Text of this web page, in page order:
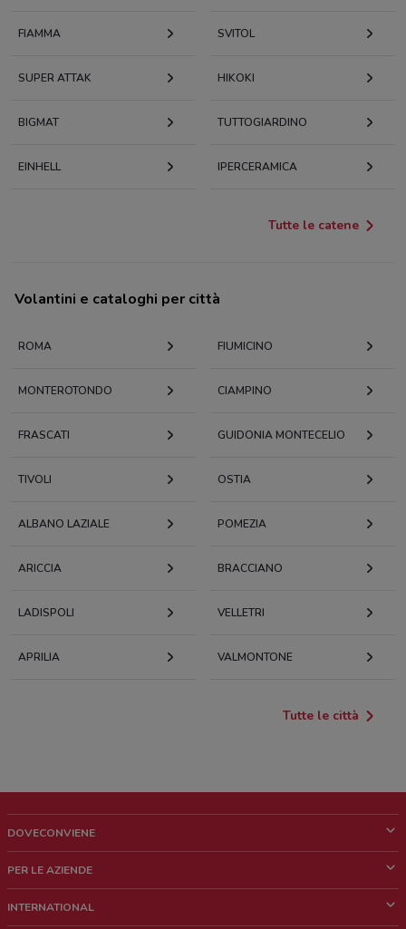
FIAMMA SVITOL
SUPER ATTAK HIKOKI
BIGMAT TUTTOGIARDINO
EINHELL IPERCERAMICA
Tutte le catene
Volantini e cataloghi per città
ROMA FIUMICINO
MONTEROTONDO CIAMPINO
FRASCATI GUIDONIA MONTECELIO
TIVOLI OSTIA
ALBANO LAZIALE POMEZIA
ARICCIA BRACCIANO
LADISPOLI VELLETRI
APRILIA VALMONTONE
Tutte le città
DOVECONVIENE
Chi siamo
PER LE AZIENDE
INTERNATIONAL